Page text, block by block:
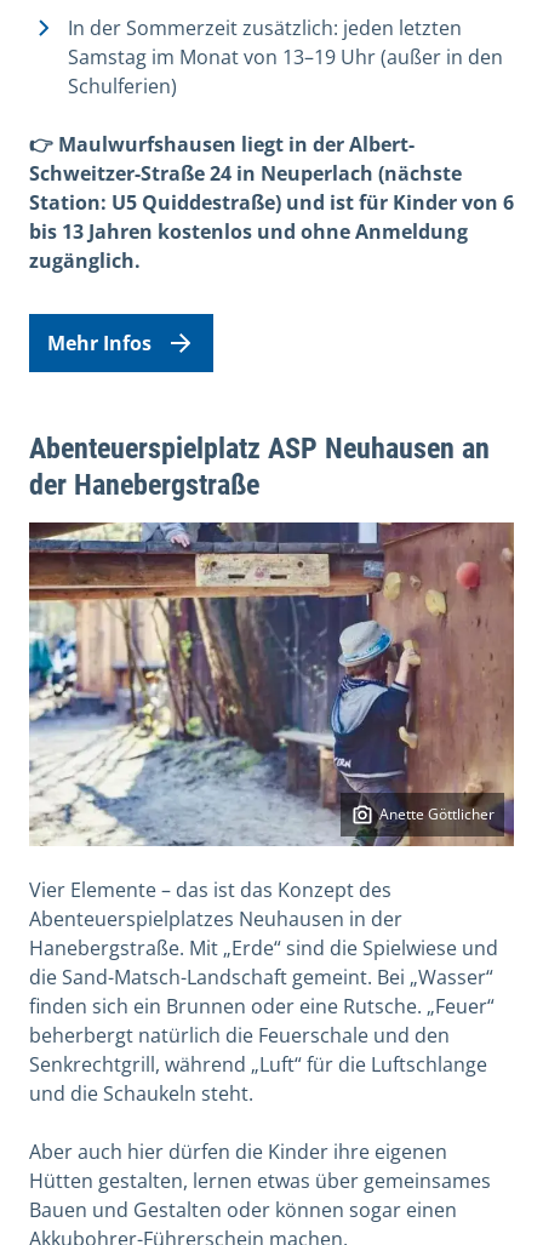
In der Sommerzeit zusätzlich: jeden letzten
Samstag im Monat von 13–19 Uhr (außer in den
Schulferien)
👉 Maulwurfshausen liegt in der Albert-
Schweitzer-Straße 24 in Neuperlach (nächste
Station: U5 Quiddestraße) und ist für Kinder von 6
bis 13 Jahren kostenlos und ohne Anmeldung
zugänglich.
Mehr Infos
Abenteuerspielplatz ASP Neuhausen an
der Hanebergstraße
Anette Göttlicher
Vier Elemente – das ist das Konzept des
Abenteuerspielplatzes Neuhausen in der
Hanebergstraße. Mit „Erde“ sind die Spielwiese und
die Sand-Matsch-Landschaft gemeint. Bei „Wasser“
finden sich ein Brunnen oder eine Rutsche. „Feuer“
beherbergt natürlich die Feuerschale und den
Senkrechtgrill, während „Luft“ für die Luftschlange
und die Schaukeln steht.
Aber auch hier dürfen die Kinder ihre eigenen
Hütten gestalten, lernen etwas über gemeinsames
Bauen und Gestalten oder können sogar einen
Akkubohrer-Führerschein machen.